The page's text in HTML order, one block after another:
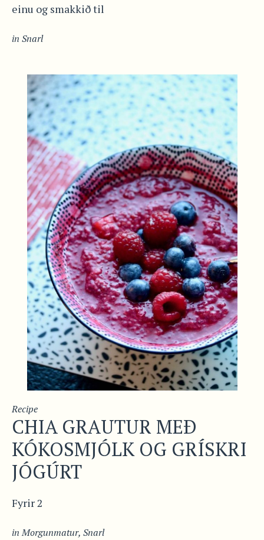
einu og smakkið til
in Snarl
Recipe
CHIA GRAUTUR MEÐ
KÓKOSMJÓLK OG GRÍSKRI
JÓGÚRT
Fyrir 2
inMorgunmatur, Snarl